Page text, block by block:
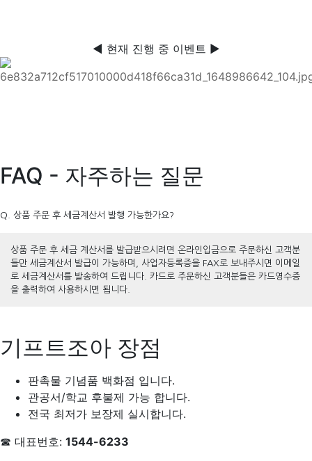
◀ 현재 진행 중 이벤트 ▶
FAQ - 자주하는 질문
Q. 상품 주문 후 세금계산서 발행 가능한가요?
상품 주문 후 세금 계산서를 발급받으시려면 온라인입금으로 주문하신 고객분
들만 세금계산서 발급이 가능하며, 사업자등록증을 FAX로 보내주시면 이메일
로 세금계산서를 발송하여 드립니다. 카드로 주문하신 고객분들은 카드영수증
을 출력하여 사용하시면 됩니다.
기프트조아 장점
판촉물 기념품 백화점 입니다.
관공서/학교 후불제 가능 합니다.
전국 최저가 보장제 실시합니다.
☎ 대표번호: 1544-6233